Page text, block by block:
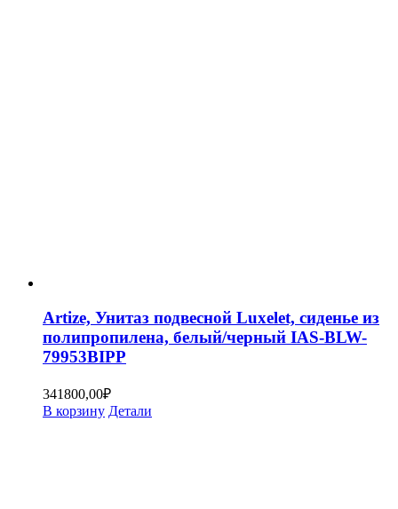
Artize, Унитаз подвесной Luxelet, сиденье из
полипропилена, белый/черный IAS-BLW-
79953BIPP
341800,00₽
В корзину Детали